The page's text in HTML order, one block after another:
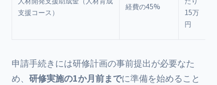
支援コース）
経費の45%
15万
円
申請手続きには研修計画の事前提出が必要なた
め、 研修実施の1か月前までに準備を始めること